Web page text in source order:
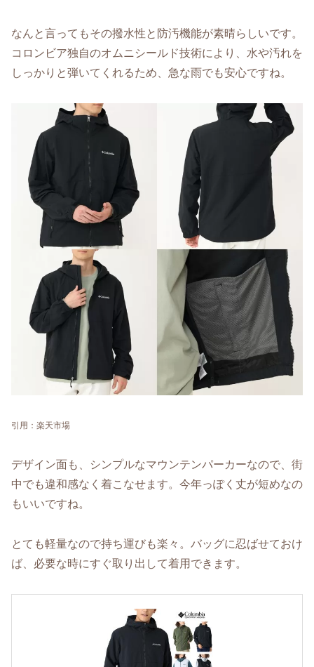
なんと言ってもその撥水性と防汚機能が素晴らしいです。
コロンビア独自のオムニシールド技術により、水や汚れを
しっかりと弾いてくれるため、急な雨でも安心ですね。
引用：楽天市場
デザイン面も、シンプルなマウンテンパーカーなので、街
中でも違和感なく着こなせます。今年っぽく丈が短めなの
もいいですね。
とても軽量なので持ち運びも楽々。バッグに忍ばせておけ
ば、必要な時にすぐ取り出して着用できます。